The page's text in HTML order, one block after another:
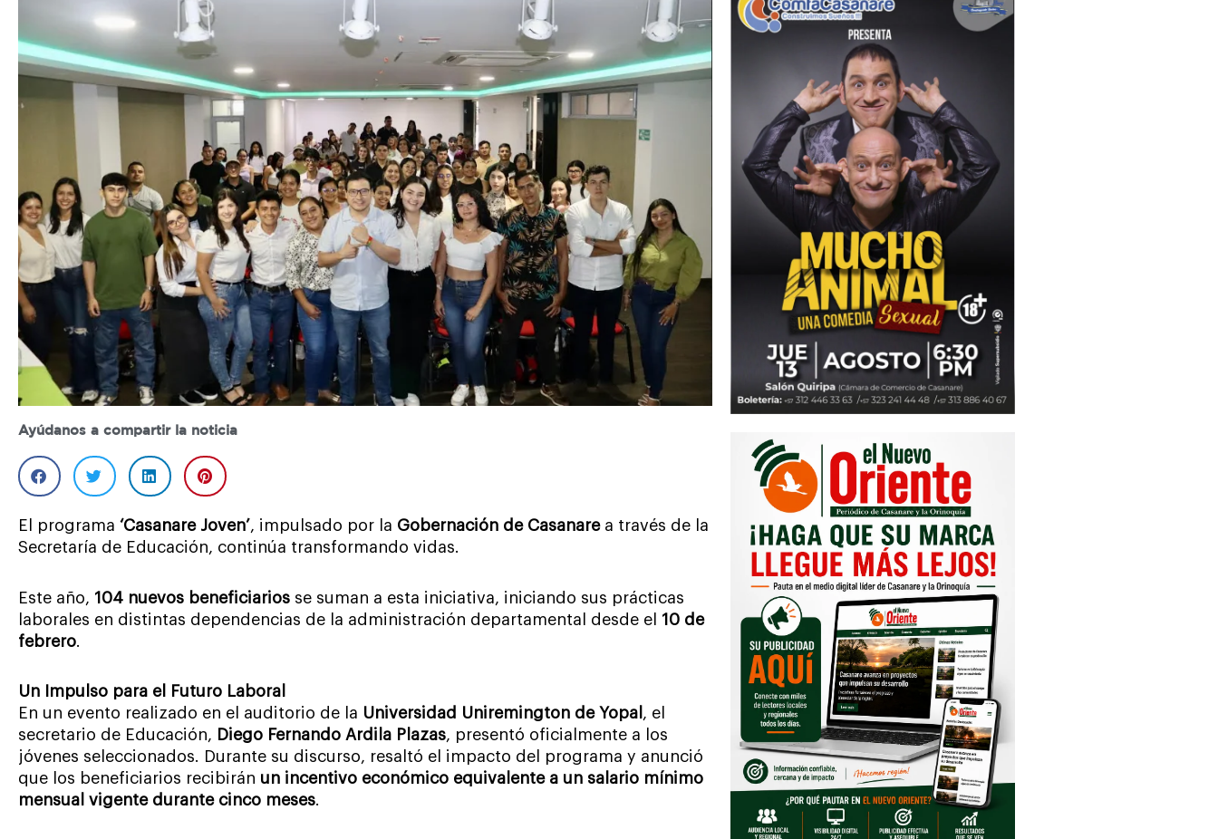
Ayúdanos a compartir la noticia
El programa ‘Casanare Joven’, impulsado por la Gobernación de Casanarea través de la
Secretaría de Educación, continúa transformando vidas.
Este año, 104 nuevos beneficiarios se suman a esta iniciativa, iniciando sus prácticas
laborales en distintas dependencias de la administración departamental desde el 10 de
febrero.
Un Impulso para el Futuro Laboral
En un evento realizado en el auditorio de la Universidad Uniremington de Yopal , el
secretario de Educación, Diego Fernando Ardila Plazas, presentó oficialmente a los
jóvenes seleccionados. Durante su discurso, resaltó el impacto del programa y anunció
que los beneficiarios recibirán un incentivo económico equivalente a un salario mínimo
mensual vigente durante cinco meses.